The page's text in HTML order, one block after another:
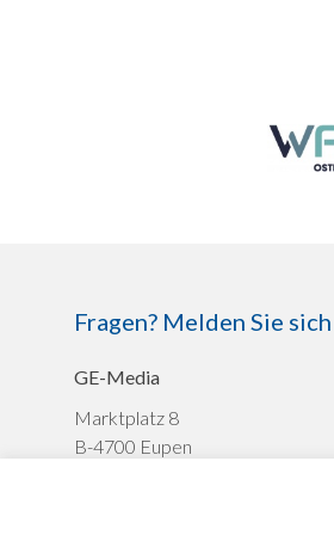
Fragen? Melden Sie
GE-Media
Marktplatz 8
B-4700 Eupen